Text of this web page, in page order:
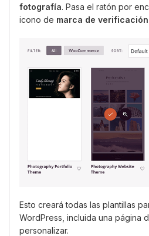
fotografía. Pasa el ratón por
icono de marca de verificación
Esto creará todas las plantillas
WordPress, incluida una página
personalizar.